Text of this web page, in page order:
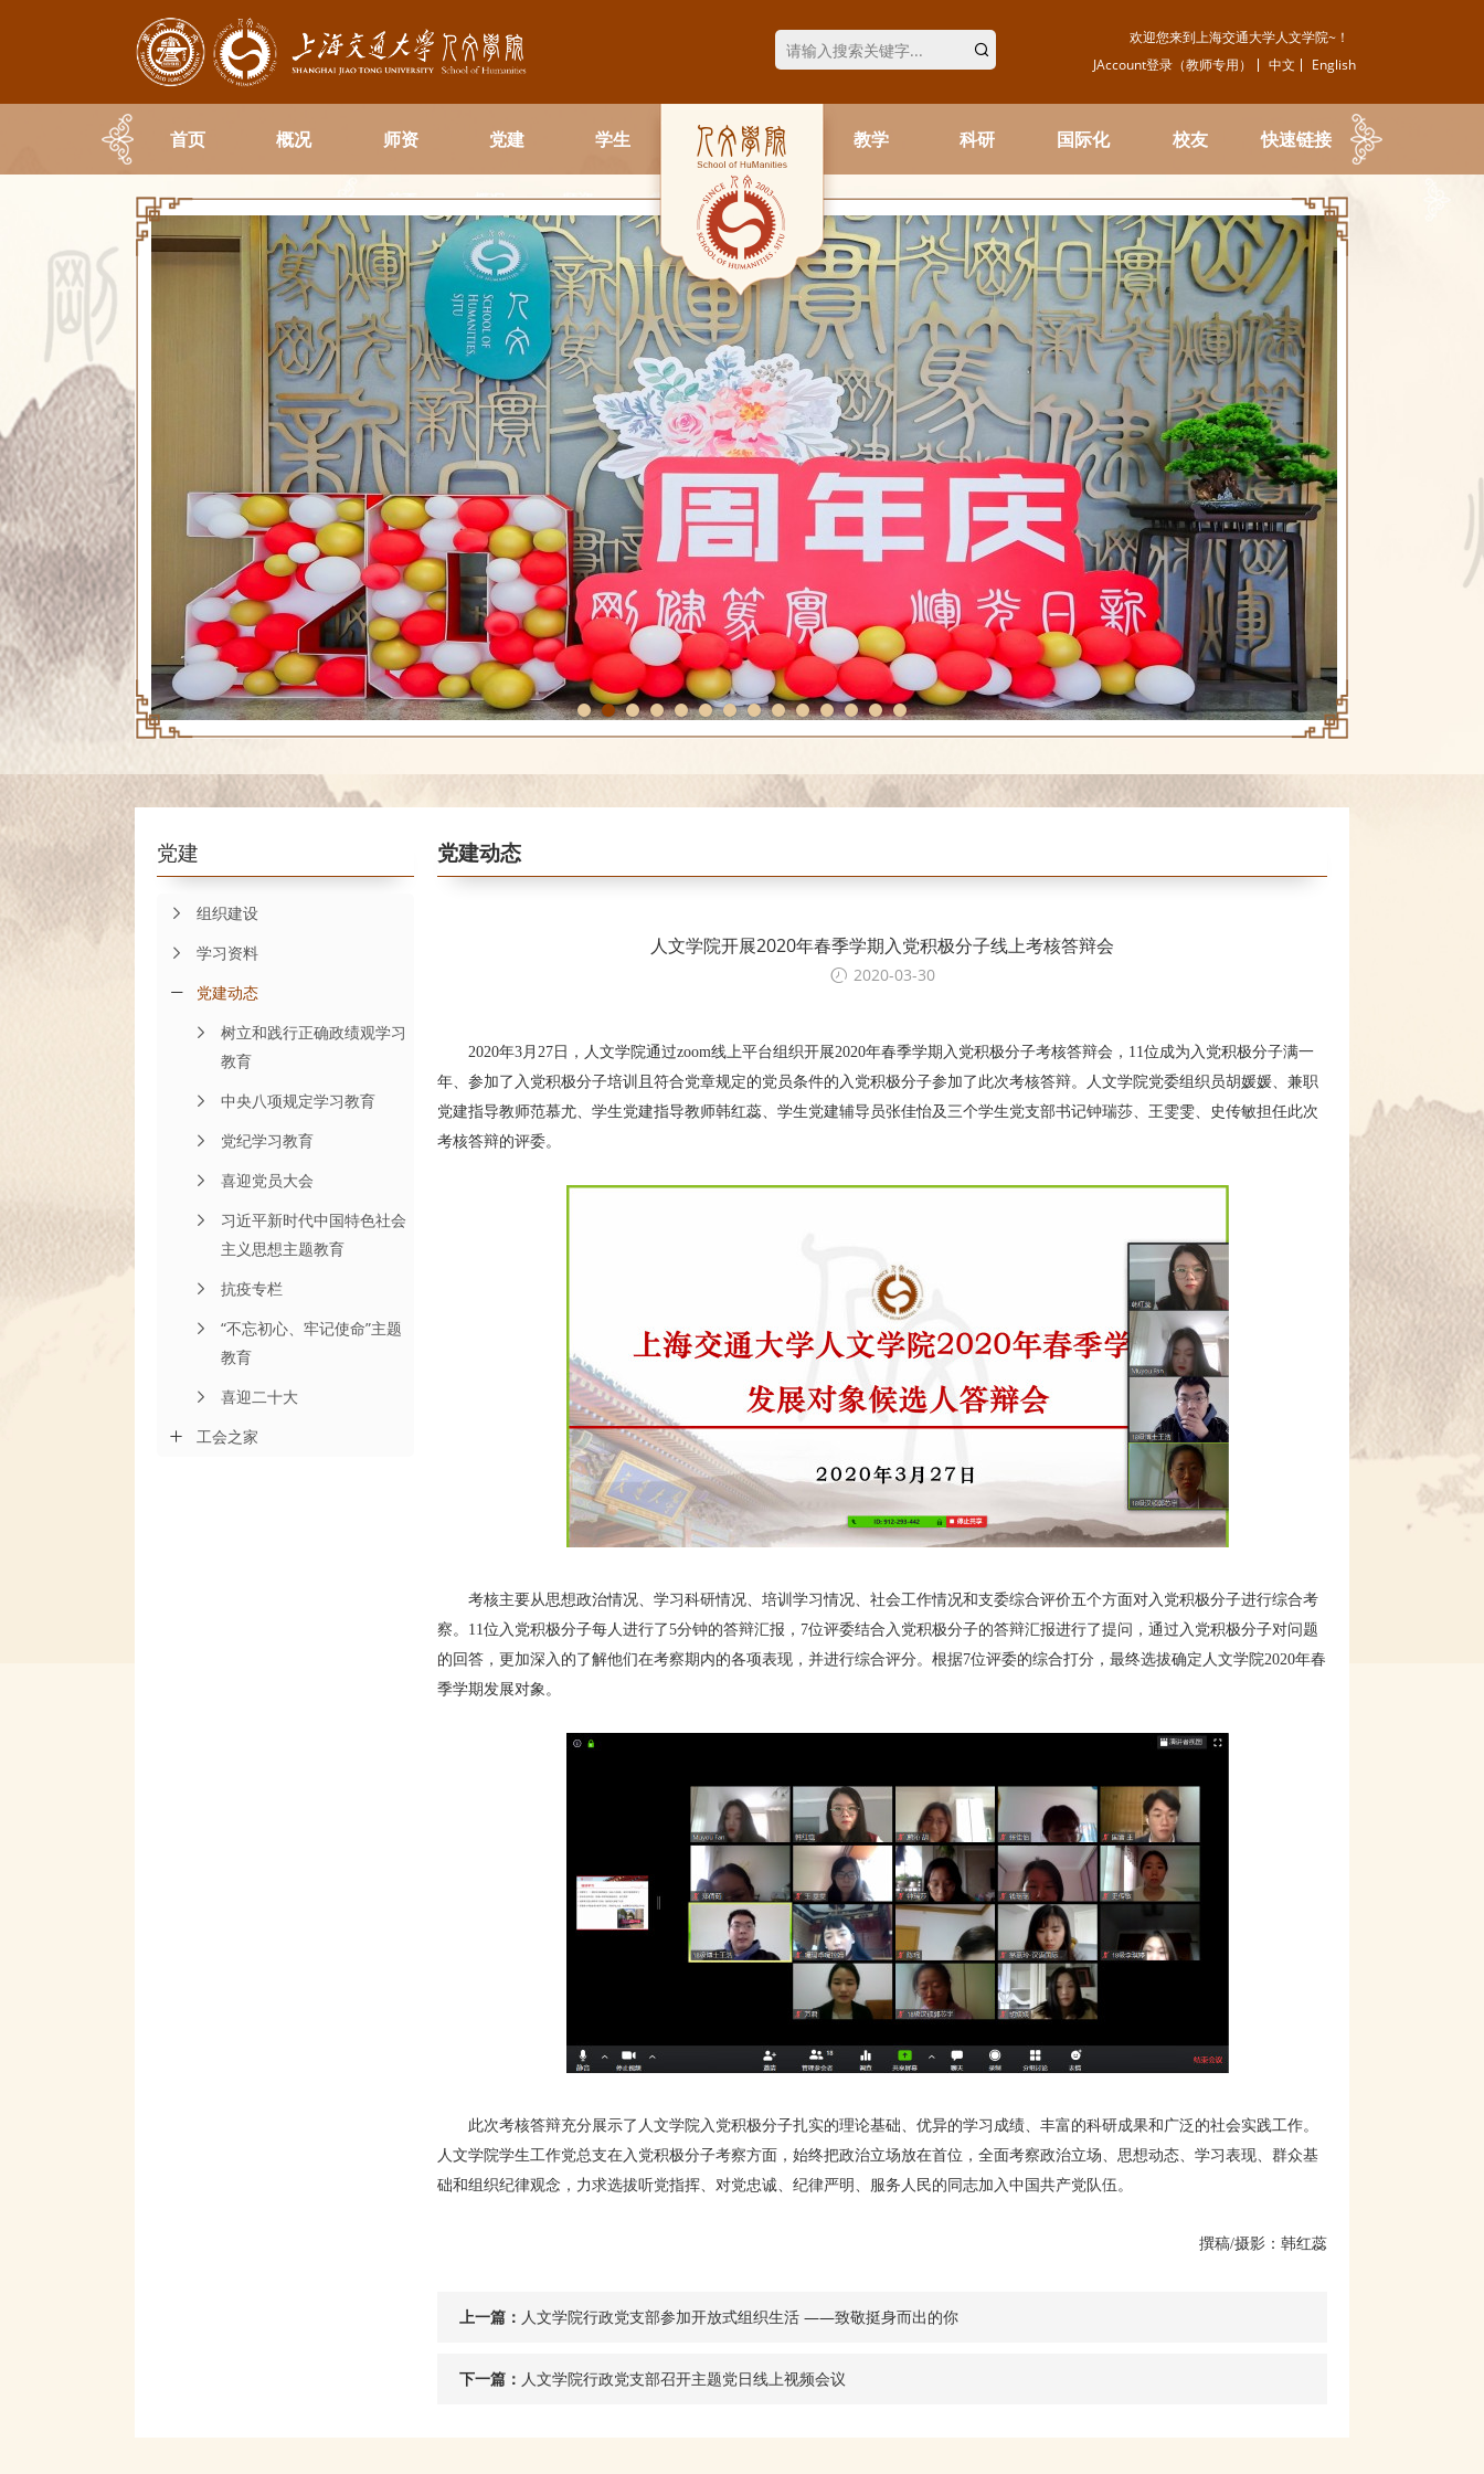
欢迎您来到上海交通大学人文学院~！
JAccount登录（教师专用）
中文 English
首页 概况 师资 党建 学生 教学 科研 国际化 校友 快速链接
1 2 3 4 5 6 7 8 9 10 11 12 13 14
党建
组织建设
学习资料
党建动态
树立和践行正确政绩观学习
教育
中央八项规定学习教育
党纪学习教育
喜迎党员大会
习近平新时代中国特色社会
主义思想主题教育
抗疫专栏
“不忘初心、牢记使命”主题
教育
喜迎二十大
工会之家
党建动态
人文学院开展2020年春季学期入党积极分子线上考核答辩会
2020-03-30
2020年3月27日，人文学院通过zoom线上平台组织开展2020年春季学期入党积极分子考核答辩会，11位成为入党积极分子满一
年、参加了入党积极分子培训且符合党章规定的党员条件的入党积极分子参加了此次考核答辩。人文学院党委组织员胡媛媛、兼职
党建指导教师范慕尤、学生党建指导教师韩红蕊、学生党建辅导员张佳怡及三个学生党支部书记钟瑞莎、王雯雯、史传敏担任此次
考核答辩的评委。
考核主要从思想政治情况、学习科研情况、培训学习情况、社会工作情况和支委综合评价五个方面对入党积极分子进行综合考
察。11位入党积极分子每人进行了5分钟的答辩汇报，7位评委结合入党积极分子的答辩汇报进行了提问，通过入党积极分子对问题
的回答，更加深入的了解他们在考察期内的各项表现，并进行综合评分。根据7位评委的综合打分，最终选拔确定人文学院2020年春
季学期发展对象。
此次考核答辩充分展示了人文学院入党积极分子扎实的理论基础、优异的学习成绩、丰富的科研成果和广泛的社会实践工作。
人文学院学生工作党总支在入党积极分子考察方面，始终把政治立场放在首位，全面考察政治立场、思想动态、学习表现、群众基
础和组织纪律观念，力求选拔听党指挥、对党忠诚、纪律严明、服务人民的同志加入中国共产党队伍。
撰稿/摄影：韩红蕊
上一篇： 人文学院行政党支部参加开放式组织生活 ——致敬挺身而出的你
下一篇： 人文学院行政党支部召开主题党日线上视频会议